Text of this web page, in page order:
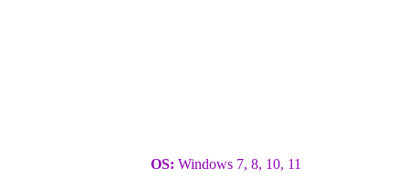
OS: Windows 7, 8, 10, 11